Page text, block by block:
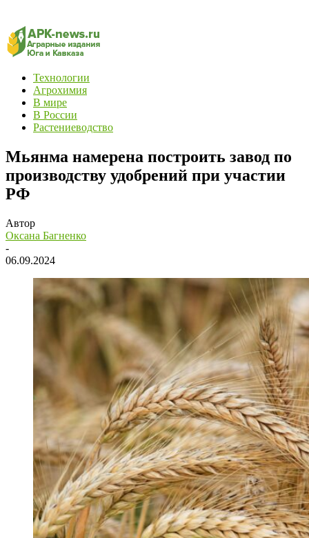
Технологии
Агрохимия
В мире
В России
Растениеводство
Мьянма намерена построить завод по
производству удобрений при участии
РФ
Автор
Оксана Багненко
-
06.09.2024